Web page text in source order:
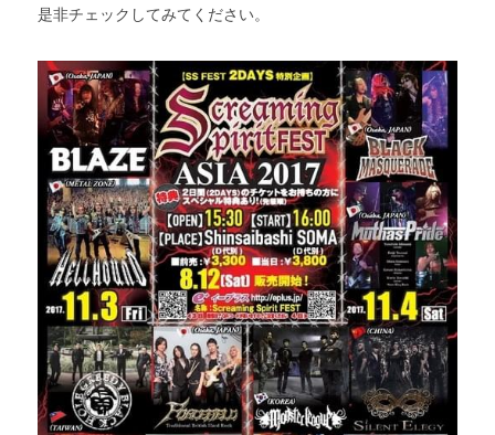
是非チェックしてみてください。